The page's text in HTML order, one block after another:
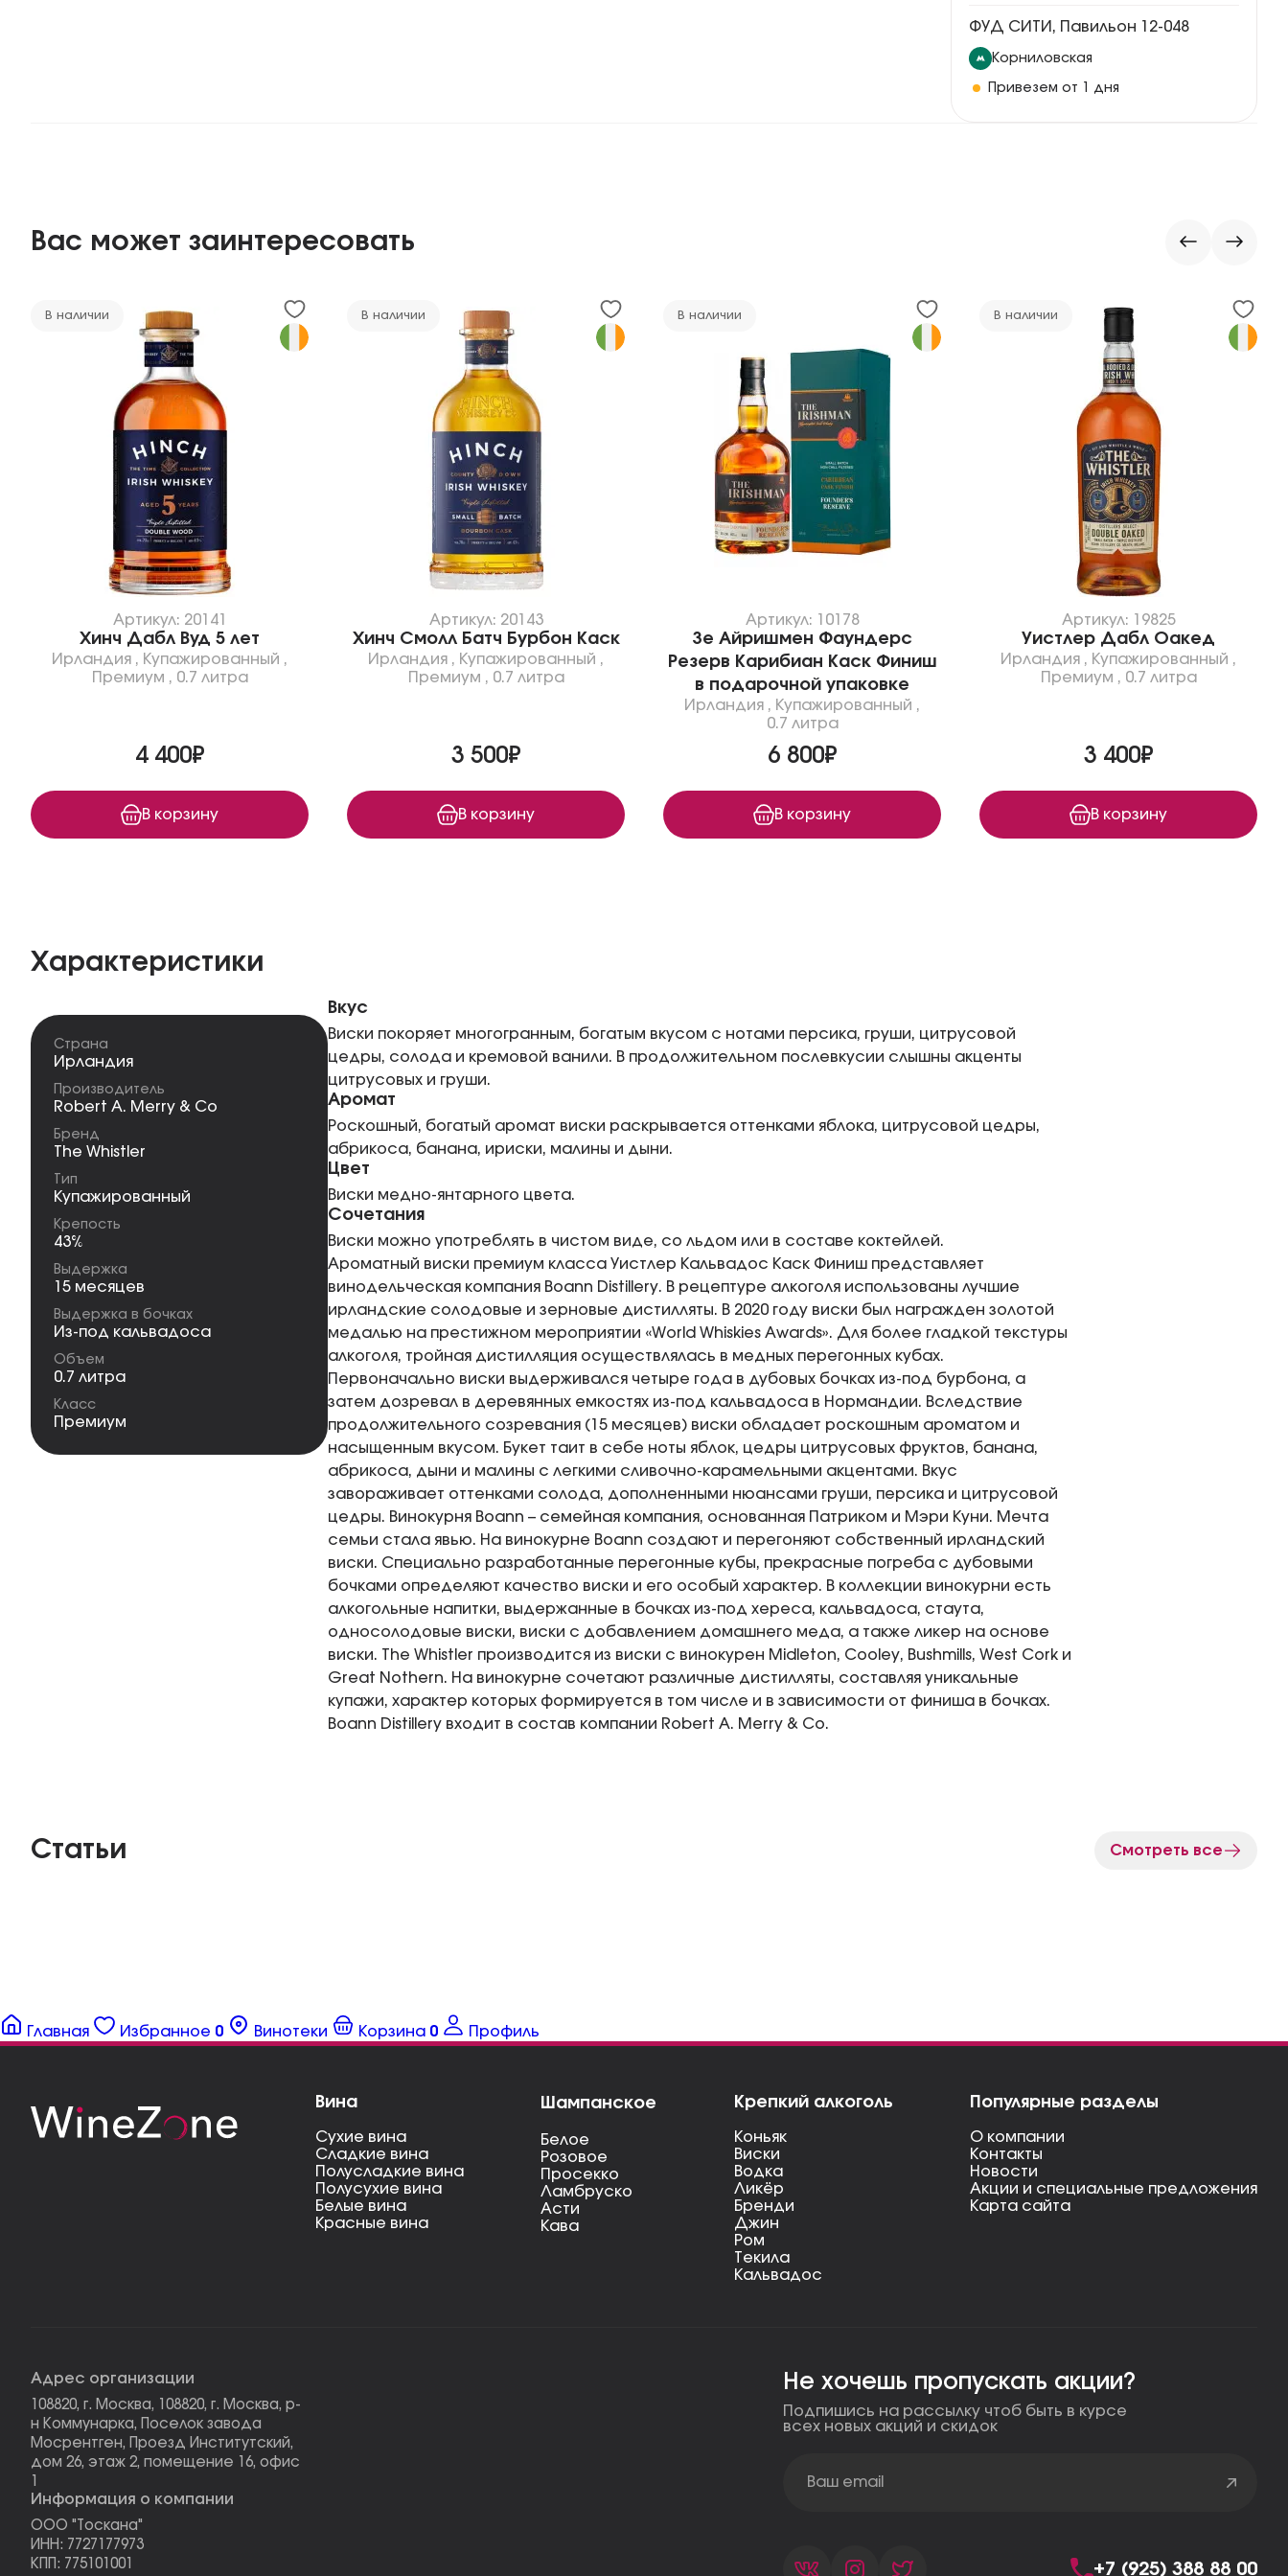
ФУД СИТИ, Павильон 12-048
Корниловская
Привезем от 1 дня
Вас может заинтересовать
В наличии
Артикул: 20141
Хинч Дабл Вуд 5 лет
Ирландия , Купажированный ,
Премиум , 0.7 литра
4 400₽
В корзину
В наличии
Артикул: 20143
Хинч Смолл Бaтч Бурбон Каск
Ирландия , Купажированный ,
Премиум , 0.7 литра
3 500₽
В корзину
В наличии
Артикул: 10178
Зе Айришмен Фаундерс
Резерв Карибиан Каск Финиш
в подарочной упаковке
Ирландия , Купажированный ,
0.7 литра
6 800₽
В корзину
В наличии
Артикул: 19825
Уистлер Дабл Оакед
Ирландия , Купажированный ,
Премиум , 0.7 литра
3 400₽
В корзину
Характеристики
Страна
Ирландия
Производитель
Robert A. Merry & Co
Бренд
The Whistler
Тип
Купажированный
Крепость
43%
Выдержка
15 месяцев
Выдержка в бочках
Из-под кальвадоса
Объем
0.7 литра
Класс
Премиум
Вкус
Виски покоряет многогранным, богатым вкусом с нотами персика, груши, цитрусовой
цедры, солода и кремовой ванили. В продолжительном послевкусии слышны акценты
цитрусовых и груши.
Аромат
Роскошный, богатый аромат виски раскрывается оттенками яблока, цитрусовой цедры,
абрикоса, банана, ириски, малины и дыни.
Цвет
Виски медно-янтарного цвета.
Сочетания
Виски можно употреблять в чистом виде, со льдом или в составе коктейлей.
Ароматный виски премиум класса Уистлер Кальвадос Каск Финиш представляет
винодельческая компания Boann Distillery. В рецептуре алкоголя использованы лучшие
ирландские солодовые и зерновые дистилляты. В 2020 году виски был награжден золотой
медалью на престижном мероприятии «World Whiskies Awards». Для более гладкой текстуры
алкоголя, тройная дистилляция осуществлялась в медных перегонных кубах.
Первоначально виски выдерживался четыре года в дубовых бочках из-под бурбона, а
затем дозревал в деревянных емкостях из-под кальвадоса в Нормандии. Вследствие
продолжительного созревания (15 месяцев) виски обладает роскошным ароматом и
насыщенным вкусом. Букет таит в себе ноты яблок, цедры цитрусовых фруктов, банана,
абрикоса, дыни и малины с легкими сливочно-карамельными акцентами. Вкус
завораживает оттенками солода, дополненными нюансами груши, персика и цитрусовой
цедры. Винокурня Boann – семейная компания, основанная Патриком и Мэри Куни. Мечта
семьи стала явью. На винокурне Boann создают и перегоняют собственный ирландский
виски. Специально разработанные перегонные кубы, прекрасные погреба с дубовыми
бочками определяют качество виски и его особый характер. В коллекции винокурни есть
алкогольные напитки, выдержанные в бочках из-под хереса, кальвадоса, стаута,
односолодовые виски, виски с добавлением домашнего меда, а также ликер на основе
виски. The Whistler производится из виски с винокурен Midleton, Cooley, Bushmills, West Cork и
Great Nothern. На винокурне сочетают различные дистилляты, составляя уникальные
купажи, характер которых формируется в том числе и в зависимости от финиша в бочках.
Boann Distillery входит в состав компании Robert A. Merry & Co.
Статьи Смотреть все
Главная Избранное 0 Винотеки Корзина 0 Профиль
Вина
Сухие вина
Сладкие вина
Полусладкие вина
Полусухие вина
Белые вина
Красные вина
Шампанское
Белое
Розовое
Просекко
Ламбруско
Асти
Кава
Крепкий алкоголь
Коньяк
Виски
Водка
Ликёр
Бренди
Джин
Ром
Текила
Кальвадос
Популярные разделы
О компании
Контакты
Новости
Акции и специальные предложения
Карта сайта
Адрес организации
108820, г. Москва, 108820, г. Москва, р-
н Коммунарка, Поселок завода
Мосрентген, Проезд Институтский,
дом 26, этаж 2, помещение 16, офис
Информация о компании
ООО "Тоскана"
ИНН: 7727177973
КПП: 775101001
Не хочешь пропускать акции?
Подпишись на рассылку чтоб быть в курсе
всех новых акций и скидок
+7 (925) 388 88 00